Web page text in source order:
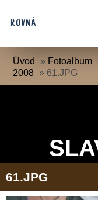
Úvod » Fotoalbum
2008 » 61.JPG
61.JPG